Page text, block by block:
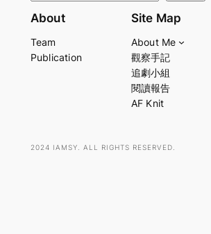
e
r
About
Team
Publication
Site Map
About Me
觀察手記
追劇小組
閱讀報告
AF Knit
2024 IAMSY. ALL RIGHTS RESERVED.